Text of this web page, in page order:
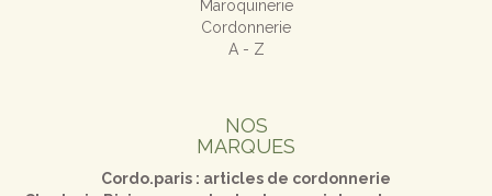
Maroquinerie
Cordonnerie
A - Z
NOS
MARQUES
Cordo.paris : articles de cordonnerie